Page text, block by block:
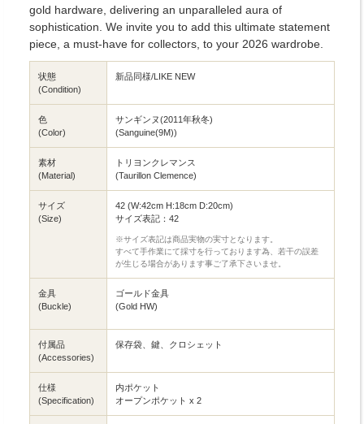
gold hardware, delivering an unparalleled aura of
sophistication. We invite you to add this ultimate statement
piece, a must-have for collectors, to your 2026 wardrobe.
状態
(Condition)
新品同様/LIKE NEW
色
(Color)
サンギンヌ(2011年秋冬)
(Sanguine(9M))
素材
(Material)
トリヨンクレマンス
(Taurillon Clemence)
サイズ
(Size)
42 (W:42cm H:18cm D:20cm)
サイズ表記：42
※サイズ表記は商品実物の実寸となります。
すべて手作業にて採寸を行っております為、若干の誤差
が生じる場合があります事ご了承下さいませ。
金具
(Buckle)
ゴールド金具
(Gold HW)
付属品
(Accessories)
保存袋、鍵、クロシェット
仕様
(Specification)
内ポケット
オープンポケット x 2